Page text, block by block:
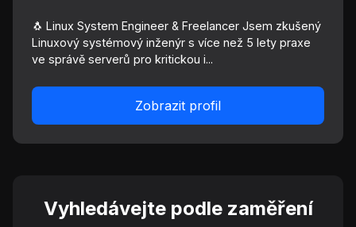
🐧 Linux System Engineer & Freelancer Jsem zkušený
Linuxový systémový inženýr s více než 5 lety praxe
ve správě serverů pro kritickou i...
Zobrazit profil
Vyhledávejte podle zaměření